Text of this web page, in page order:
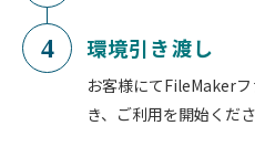
4 環境引き渡し
お客様にてFileMaker
き、ご利用を開始くださ